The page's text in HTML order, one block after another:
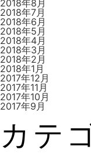
2018年8月
2018年7月
2018年6月
2018年5月
2018年4月
2018年3月
2018年2月
2018年1月
2017年12月
2017年11月
2017年10月
2017年9月
カテ